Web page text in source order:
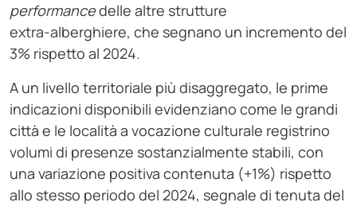
performancedelle altre strutture
extra-alberghiere, che segnano un incremento del
3% rispetto al 2024.
A un livello territoriale più disaggregato, le prime
indicazioni disponibili evidenziano come le grandi
città e le località a vocazione culturale registrino
volumi di presenze sostanzialmente stabili, con
una variazione positiva contenuta (+1%) rispetto
allo stesso periodo del 2024, segnale di tenuta del